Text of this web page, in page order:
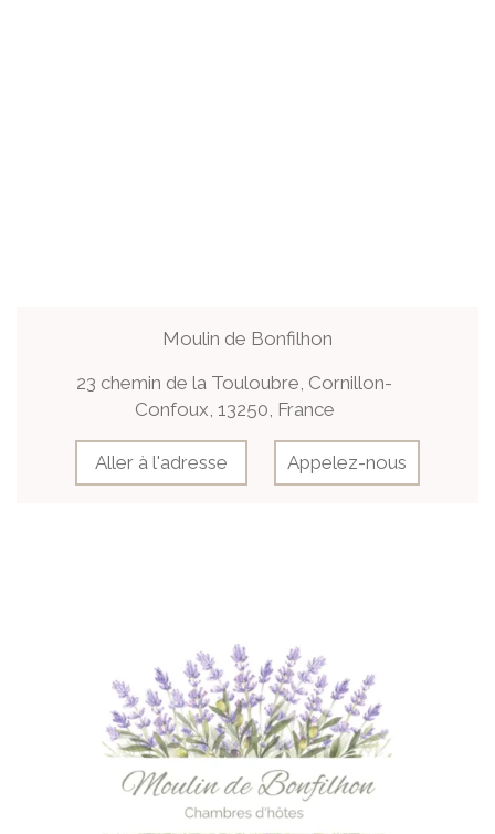
Moulin de Bonfilhon
23 chemin de la Touloubre, Cornillon-
Confoux, 13250, France
Aller à l'adresse Appelez-nous